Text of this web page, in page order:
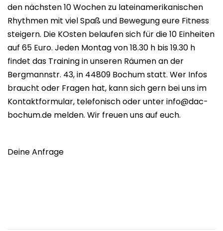
den nächsten 10 Wochen zu lateinamerikanischen
Rhythmen mit viel Spaß und Bewegung eure Fitness
steigern. Die KOsten belaufen sich für die 10 Einheiten
auf 65 Euro. Jeden Montag von 18.30 h bis 19.30 h
findet das Training in unseren Räumen an der
Bergmannstr. 43, in 44809 Bochum statt. Wer Infos
braucht oder Fragen hat, kann sich gern bei uns im
Kontaktformular, telefonisch oder unter info@dac-
bochum.de melden. Wir freuen uns auf euch.
Deine Anfrage